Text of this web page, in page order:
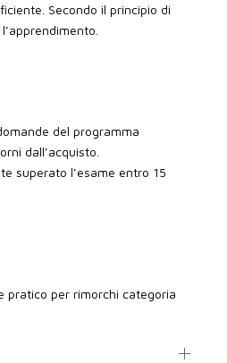
Secondo il principio di
del programma
dall’acquisto.
superato l’esame entro 15
pratico per rimorchi categoria